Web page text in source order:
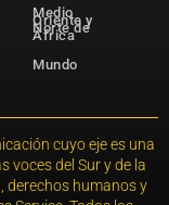
Medio
Oriente y
Norte de
África
Mundo
cuyo eje es una
voces del Sur y de la
derechos humanos y